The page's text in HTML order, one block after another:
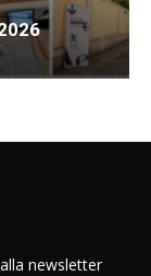
newsletter